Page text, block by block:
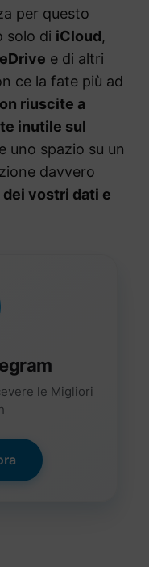
per questo
solo di iCloud,
e di altri
ce la fate più ad
riuscite a
inutile sul
uno spazio su un
davvero
vostri dati e
le Migliori